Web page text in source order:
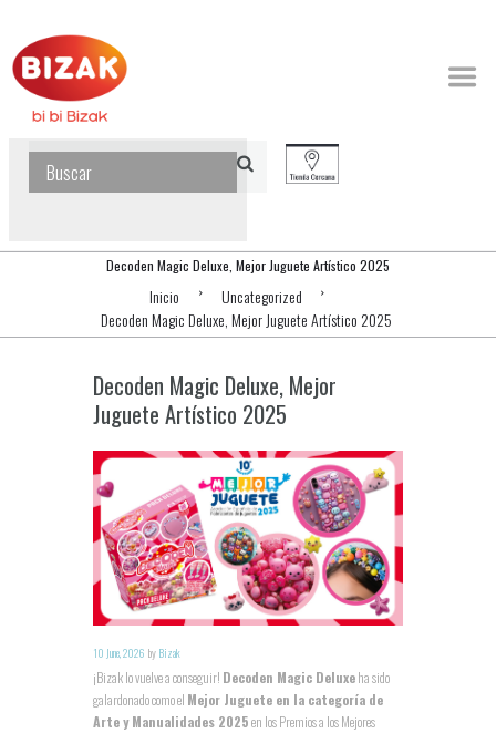
Decoden Magic Deluxe, Mejor Juguete Artístico 2025
Inicio
Uncategorized
Decoden Magic Deluxe, Mejor Juguete Artístico 2025
Decoden Magic Deluxe, Mejor
Juguete Artístico 2025
10 June, 2026 by Bizak
¡Bizak lo vuelve a conseguir! Decoden Magic Deluxeha sido
galardonado como el Mejor Juguete en la categoría de
Arte y Manualidades 2025en los Premios a los Mejores